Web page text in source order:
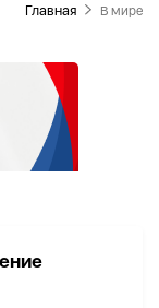
Главная В мире